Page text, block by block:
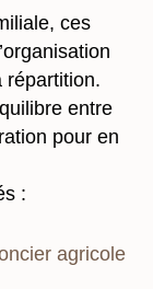
ces
répartition.
entre
pour en
:
agricole